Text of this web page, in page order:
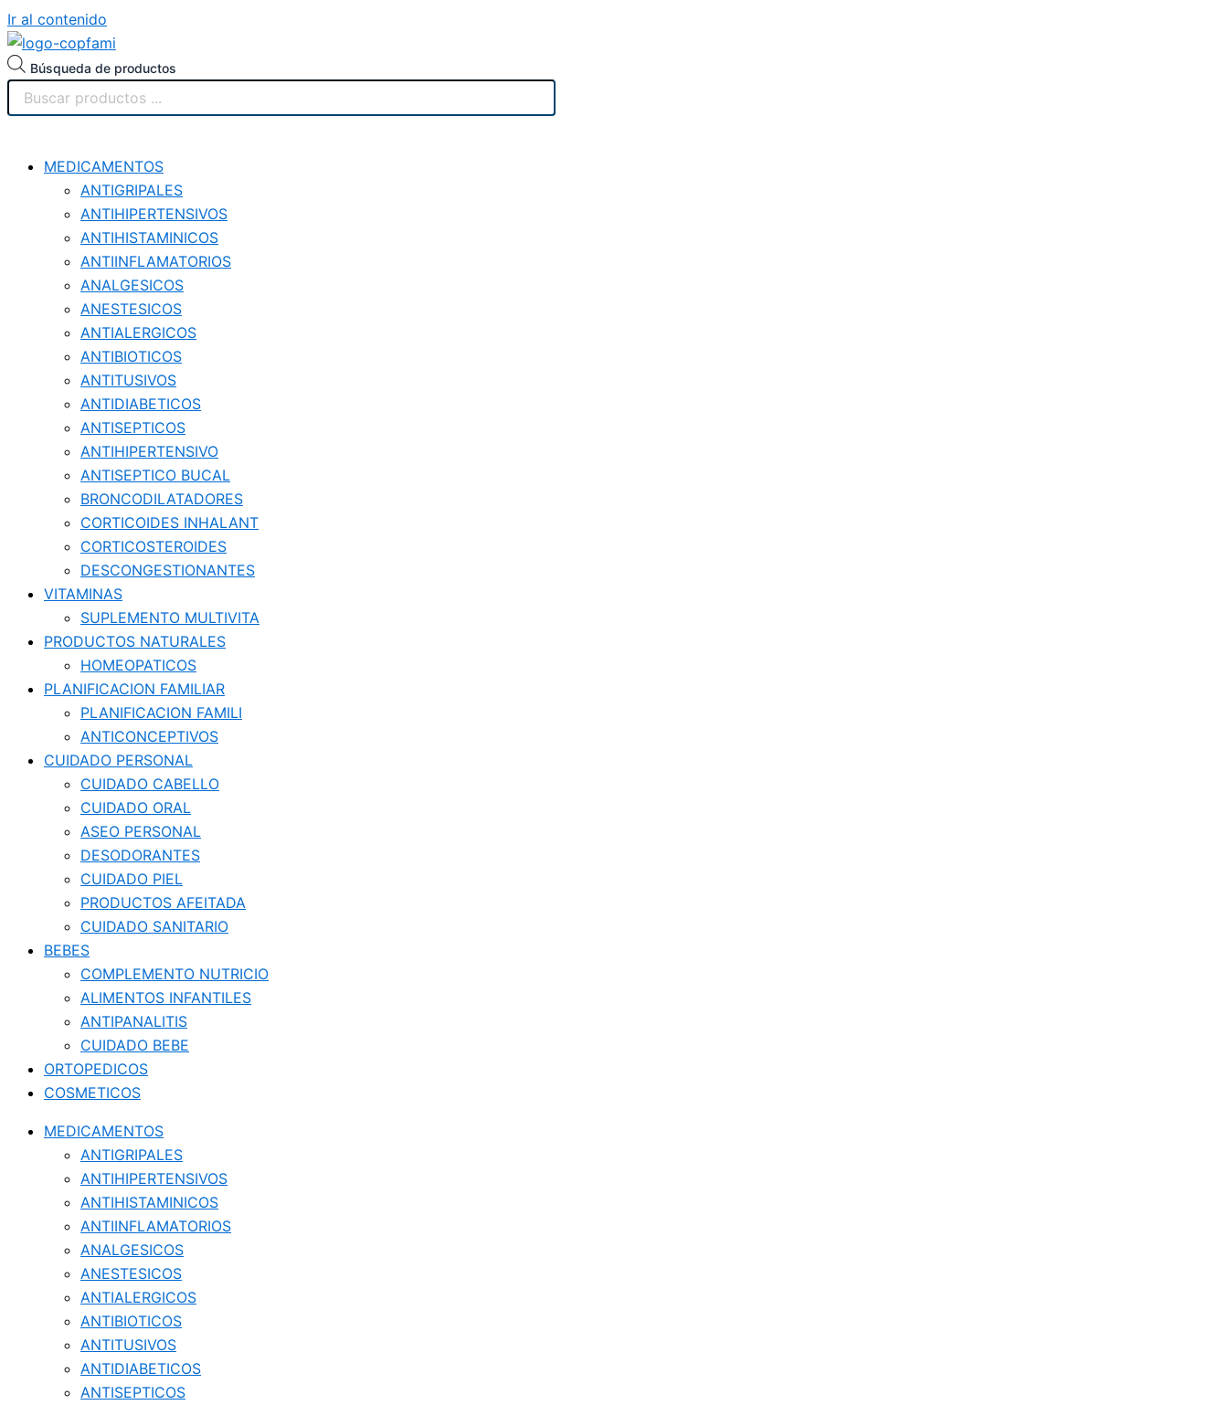
Ir al contenido
Búsqueda de productos
MEDICAMENTOS
ANTIGRIPALES
ANTIHIPERTENSIVOS
ANTIHISTAMINICOS
ANTIINFLAMATORIOS
ANALGESICOS
ANESTESICOS
ANTIALERGICOS
ANTIBIOTICOS
ANTITUSIVOS
ANTIDIABETICOS
ANTISEPTICOS
ANTIHIPERTENSIVO
ANTISEPTICO BUCAL
BRONCODILATADORES
CORTICOIDES INHALANT
CORTICOSTEROIDES
DESCONGESTIONANTES
VITAMINAS
SUPLEMENTO MULTIVITA
PRODUCTOS NATURALES
HOMEOPATICOS
PLANIFICACION FAMILIAR
PLANIFICACION FAMILI
ANTICONCEPTIVOS
CUIDADO PERSONAL
CUIDADO CABELLO
CUIDADO ORAL
ASEO PERSONAL
DESODORANTES
CUIDADO PIEL
PRODUCTOS AFEITADA
CUIDADO SANITARIO
BEBES
COMPLEMENTO NUTRICIO
ALIMENTOS INFANTILES
ANTIPANALITIS
CUIDADO BEBE
ORTOPEDICOS
COSMETICOS
MEDICAMENTOS
ANTIGRIPALES
ANTIHIPERTENSIVOS
ANTIHISTAMINICOS
ANTIINFLAMATORIOS
ANALGESICOS
ANESTESICOS
ANTIALERGICOS
ANTIBIOTICOS
ANTITUSIVOS
ANTIDIABETICOS
ANTISEPTICOS